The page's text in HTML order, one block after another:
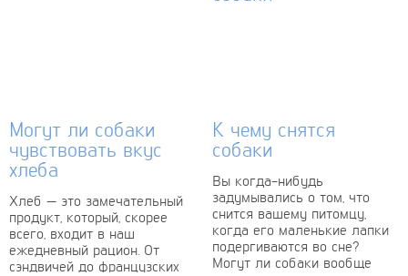
Могут ли собаки
чувствовать вкус
хлеба
Хлеб — это замечательный
продукт, который, скорее
всего, входит в наш
ежедневный рацион. От
сэндвичей до французских
К чему снятся
собаки
Вы когда-нибудь
задумывались о том, что
снится вашему питомцу,
когда его маленькие лапки
подергиваются во сне?
Могут ли собаки вообще